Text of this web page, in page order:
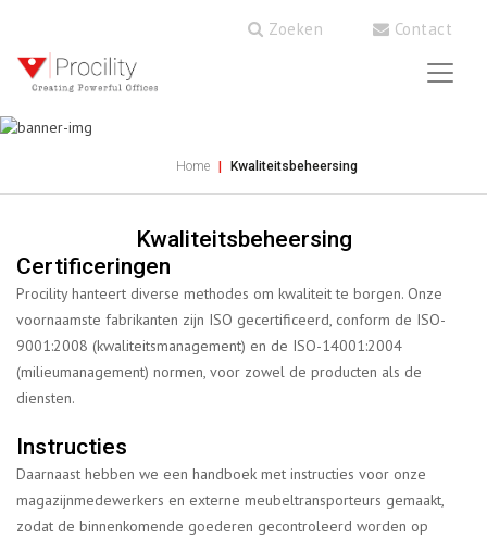
Zoeken Contact
Home Kwaliteitsbeheersing
Kwaliteitsbeheersing
Certificeringen
Procility hanteert diverse methodes om kwaliteit te borgen. Onze
voornaamste fabrikanten zijn ISO gecertificeerd, conform de ISO-
9001:2008 (kwaliteitsmanagement) en de ISO-14001:2004
(milieumanagement) normen, voor zowel de producten als de
diensten.
Instructies
Daarnaast hebben we een handboek met instructies voor onze
magazijnmedewerkers en externe meubeltransporteurs gemaakt,
zodat de binnenkomende goederen gecontroleerd worden op